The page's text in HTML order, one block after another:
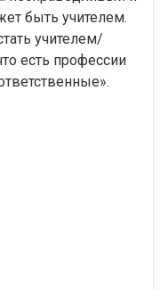
быть учителем.
учителем/
есть профессии